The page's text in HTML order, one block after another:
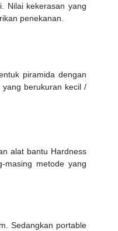
Nilai kekerasan yang
penekanan.
piramida dengan
berukuran kecil /
alat bantu Hardness
masing metode yang
Sedangkan portable